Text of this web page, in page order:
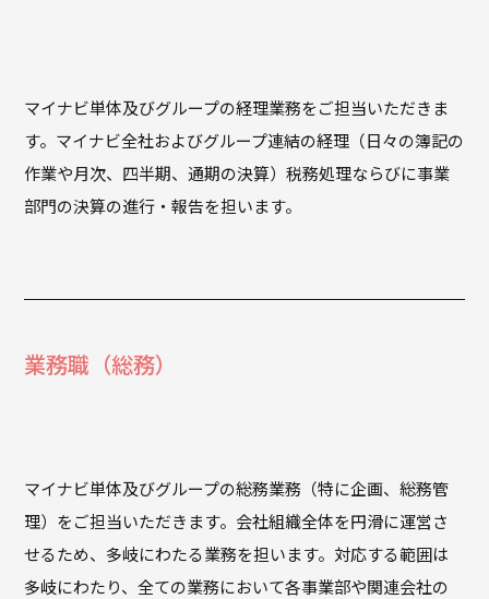
マイナビ単体及びグループの経理業務をご担当いただきま
す。マイナビ全社およびグループ連結の経理（日々の簿記の
作業や月次、四半期、通期の決算）税務処理ならびに事業
部門の決算の進行・報告を担います。
業務職（総務）
マイナビ単体及びグループの総務業務（特に企画、総務管
理）をご担当いただきます。会社組織全体を円滑に運営さ
せるため、多岐にわたる業務を担います。対応する範囲は
多岐にわたり、全ての業務において各事業部や関連会社の